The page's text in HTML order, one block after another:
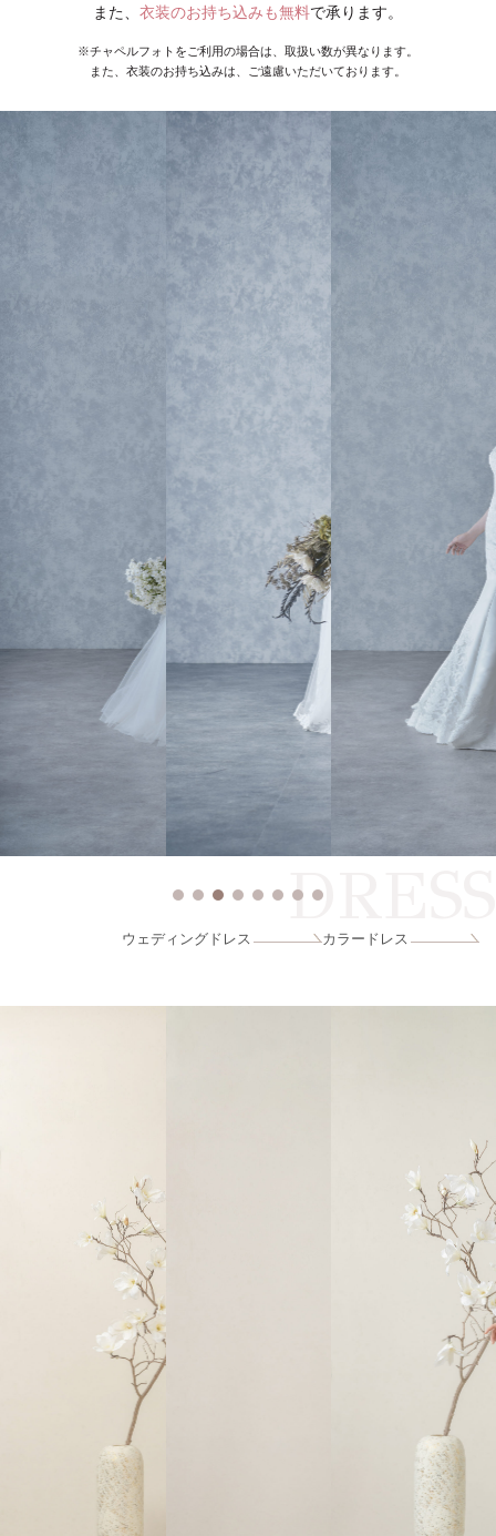
また、 衣装のお持ち込みも無料で承ります。
※チャペルフォトをご利用の場合は、取扱い数が異なります。
また、衣装のお持ち込みは、ご遠慮いただいております。
DRESS
ウェディングドレス カラードレス